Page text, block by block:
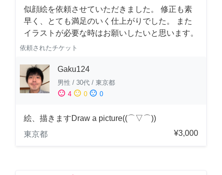
似顔絵を依頼させていただきました。 修正も素
早く、とても満足のいく仕上がりでした。 また
イラストが必要な時はお願いしたいと思います。
依頼されたチケット
Gaku124
男性 / 30代 / 東京都
sentiment_satisfied 4 sentiment_neutral 0 sentiment_dissatisfied 0
絵、描きますDraw a picture((⌒▽⌒))
東京都
¥3,000